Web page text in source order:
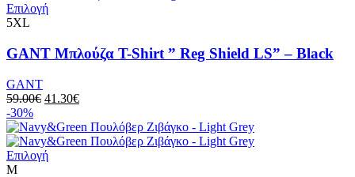
ΕπιλογήΑυτό
έχει
πολλαπλές
Οι
επιλογές
μπορούν
να
επιλεγούν
στη
5XL
GANT Μπλούζα T-Shirt ” Reg Shield LS” – Black
GANT
59.00€ Original
was:
59.00€.
41.30€Η
τιμή
είναι:
-30%
ΕπιλογήΑυτό
M